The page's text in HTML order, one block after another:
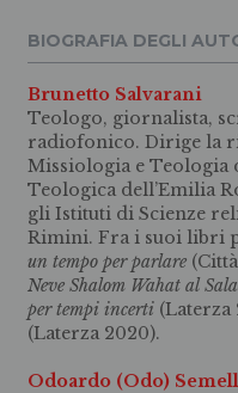
BIOGRAFIA DEGLI
Brunetto Salvarani
Teologo, giornalista,
radiofonico. Dirige la
Missiologia e Teologia
Teologica dell’Emilia
gli Istituti di Scienze
Rimini. Fra i suoi libri
un tempo per parlare
Neve Shalom Wahat al
per tempi incerti (Laterza
(Laterza 2020).
Odoardo (Odo)